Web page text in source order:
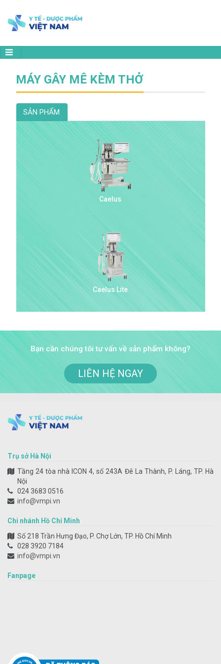
MÁY GÂY MÊ KÈM THỞ
SẢN PHẨM
Caelus
Caelus Lite
Bạn cần chúng tôi tư vấn về sản phẩm không?
LIÊN HỆ NGAY
Trụ sở Hà Nội
Tầng 24 tòa nhà ICON 4, số 243A Đê La Thành, P. Láng, TP. Hà
Nội
024 3683 0516
info@vmpi.vn
Chi nhánh Hồ Chí Minh
Số 218 Trần Hưng Đạo, P. Chợ Lớn, TP. Hồ Chí Minh
028 3920 7184
info@vmpi.vn
Fanpage